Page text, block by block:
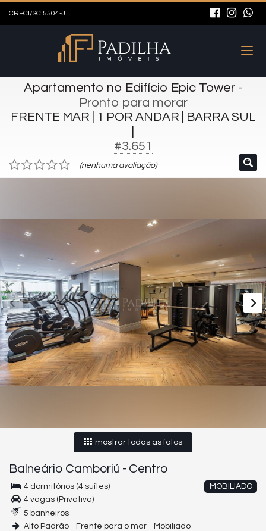
CRECI/SC 5504-J
Apartamento no Edifício Epic Tower-
Pronto para morar
FRENTE MAR | 1 POR ANDAR | BARRA SUL
#3.651
(nenhuma avaliação)
mostrar todas as fotos
Balneário Camboriú - Centro
MOBILIADO
4 dormitórios (4 suítes)
4 vagas (Privativa)
5 banheiros
Alto Padrão - Frente para o mar - Mobiliado